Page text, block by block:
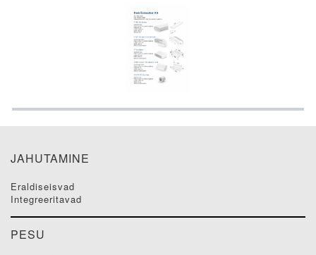
JAHUTAMINE
eraldiseisvad
integreeritavad
PESU